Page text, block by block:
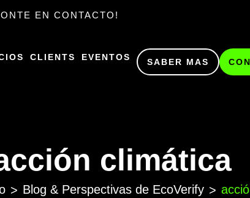
EN CONTACTO!
CLIENTS EVENTOS SABER MAS
climática
> Blog & Perspectivas de EcoVerify >